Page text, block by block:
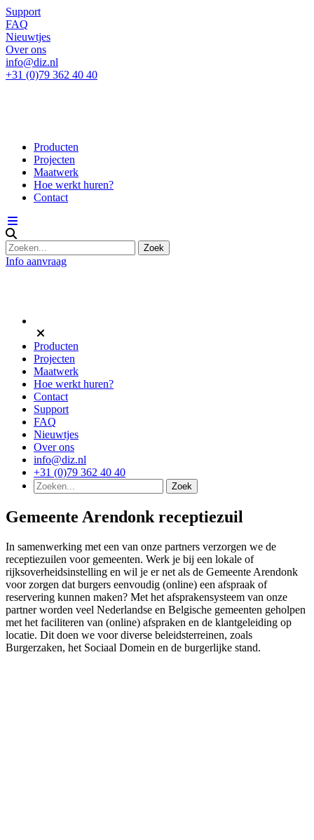
Support
FAQ
Nieuwtjes
Over ons
info@diz.nl
+31 (0)79 362 40 40
Producten
Projecten
Maatwerk
Hoe werkt huren?
Contact
Info aanvraag
Producten
Projecten
Maatwerk
Hoe werkt huren?
Contact
Support
FAQ
Nieuwtjes
Over ons
info@diz.nl
+31 (0)79 362 40 40
Gemeente Arendonk receptiezuil
In samenwerking met een van onze partners verzorgen we de
receptiezuilen voor gemeenten. Werk je bij een lokale of
rijksoverheidsinstelling en wil je er net als de Gemeente Arendonk
voor zorgen dat burgers eenvoudig (online) een afspraak of
reservering kunnen maken? Met het afsprakensysteem van onze
partner worden veel Nederlandse en Belgische gemeenten geholpen
met het faciliteren van (online) afspraken en de klantgeleiding op
locatie. Dit doen we voor diverse beleidsterreinen, zoals
Burgerzaken, het Sociaal Domein en de burgerlijke stand.